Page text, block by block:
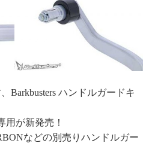
Barkbusters ハンドルガードキ
用が新発売！
などの別売りハンドルガー